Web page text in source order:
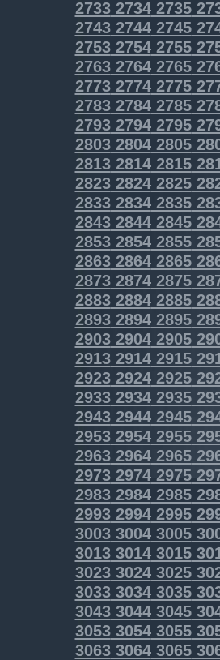
273327342735
274327442745
275327542755
276327642765
277327742775
278327842785
279327942795
280328042805
281328142815
282328242825
283328342835
284328442845
285328542855
286328642865
287328742875
288328842885
289328942895
290329042905
291329142915
292329242925
293329342935
294329442945
295329542955
296329642965
297329742975
298329842985
299329942995
300330043005
301330143015
302330243025
303330343035
304330443045
305330543055
306330643065